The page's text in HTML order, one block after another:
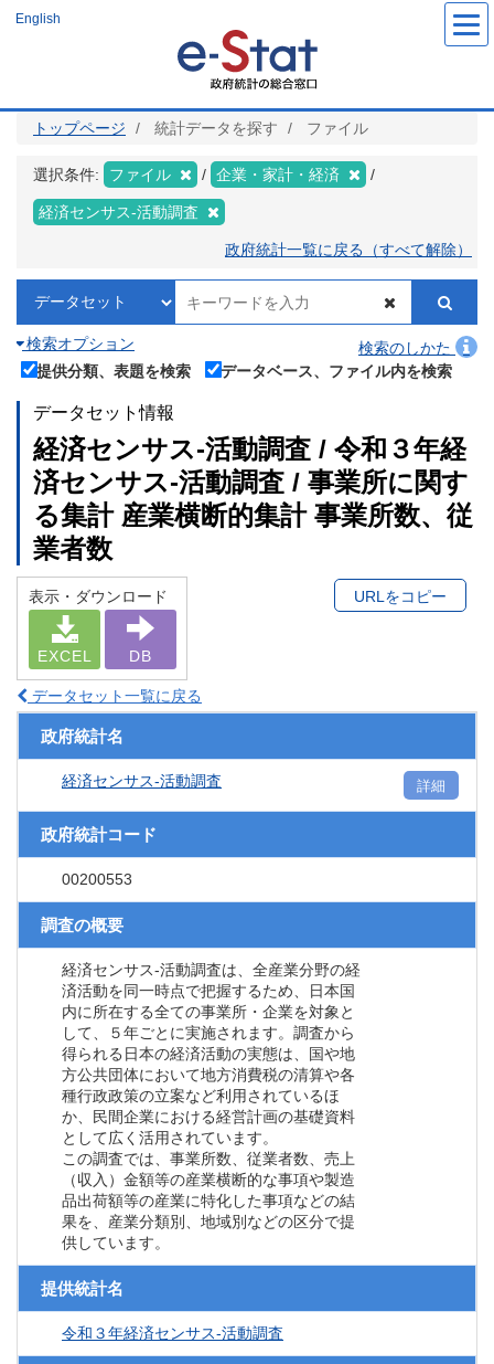
ツ
English
トップページ 統計データを探す ファイル
選択条件: ファイル 企業・家計・経済
経済センサス‐活動調査
政府統計一覧に戻る（すべて解除）
検索オプション
検索のしかた
提供分類、表題を検索
データベース、ファイル内を検索
データセット情報
経済センサス‐活動調査 / 令和３年経
済センサス‐活動調査 / 事業所に関す
る集計 産業横断的集計 事業所数、従
業者数
表示・ダウンロード
EXCEL DB
URLをコピー
データセット一覧に戻る
政府統計名
経済センサス‐活動調査 詳細
政府統計コード
00200553
調査の概要
経済センサス‐活動調査は、全産業分野の経
済活動を同一時点で把握するため、日本国
内に所在する全ての事業所・企業を対象と
して、５年ごとに実施されます。調査から
得られる日本の経済活動の実態は、国や地
方公共団体において地方消費税の清算や各
種行政政策の立案など利用されているほ
か、民間企業における経営計画の基礎資料
として広く活用されています。
この調査では、事業所数、従業者数、売上
（収入）金額等の産業横断的な事項や製造
品出荷額等の産業に特化した事項などの結
果を、産業分類別、地域別などの区分で提
供しています。
提供統計名
令和３年経済センサス‐活動調査